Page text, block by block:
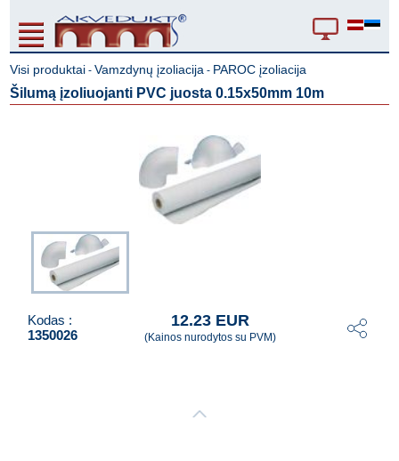
Visi produktai -Vamzdynų įzoliacija - PAROC įzoliacija
Šilumą įzoliuojanti PVC juosta 0.15x50mm 10m
Kodas :
1350026
12.23 EUR
(Kainos nurodytos su PVM)